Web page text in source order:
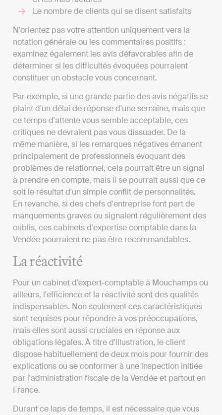
Le nombre de clients qui se disent satisfaits
N'orientez pas votre attention uniquement vers la
notation générale ou les commentaires positifs :
examinez également les avis défavorables afin de
déterminer si les difficultés évoquées pourraient
constituer un obstacle vous concernant.
Par exemple, si une grande partie des avis négatifs se
plaint d'un délai de réponse d'une semaine, mais que
ce temps d'attente vous semble acceptable, ces
critiques ne devraient pas vous dissuader. De la
même manière, si les remarques négatives émanent
principalement de professionnels évoquant des
problèmes de relationnel, cela pourrait être un signal
à prendre en compte, mais il se pourrait aussi que ce
soit le résultat d'un simple conflit de personnalités.
En revanche, si des chefs d'entreprise font part de
manquements graves ou signalent régulièrement des
oublis, ces cabinets d'expertise comptable dans la
Vendée pourraient ne pas être recommandables.
La réactivité
Pour un cabinet d’expert-comptable à Mouchamps ou
ailleurs, l'efficience et la réactivité sont des qualités
indispensables. Non seulement ces caractéristiques
sont requises pour répondre à vos préoccupations,
mais elles sont aussi cruciales en réponse aux
obligations légales. À titre d'illustration, le client
dispose habituellement de deux mois pour fournir des
explications ou se conformer à une inspection initiée
par l'administration fiscale de la Vendée et partout en
France.
Durant ce laps de temps, il est nécessaire que vous